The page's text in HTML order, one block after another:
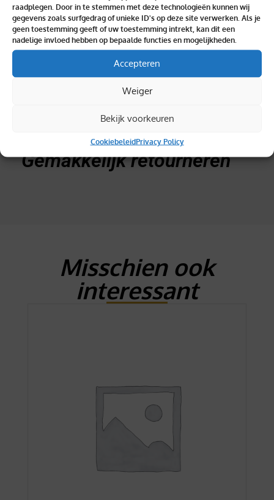
raadplegen. Door in te stemmen met deze technologieën kunnen wij
gegevens zoals surfgedrag of unieke ID's op deze site verwerken. Als je
geen toestemming geeft of uw toestemming intrekt, kan dit een
nadelige invloed hebben op bepaalde functies en mogelijkheden.
Accepteren
Weiger
Bekijk voorkeuren
CookiebeleidPrivacy Policy
Topkwaliteit verzekerd
Gemakkelijk retourneren
Misschien ook
interessant